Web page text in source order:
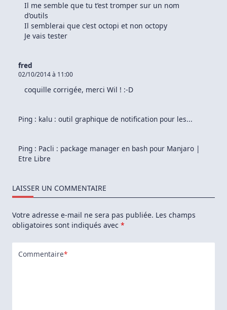
Il me semble que tu t’est tromper sur un nom
d’outils
Il semblerai que c’est octopi et non octopy
Je vais tester
fred
02/10/2014 à 11:00
coquille corrigée, merci Wil ! :-D
Ping : kalu : outil graphique de notification pour les...
Ping : Pacli : package manager en bash pour Manjaro |
Etre Libre
LAISSER UN COMMENTAIRE
Votre adresse e-mail ne sera pas publiée. Les champs
obligatoires sont indiqués avec *
Commentaire*